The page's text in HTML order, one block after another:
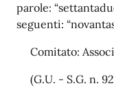
parole:
seguenti:
Comitato:
(G.U. - S.G. n.